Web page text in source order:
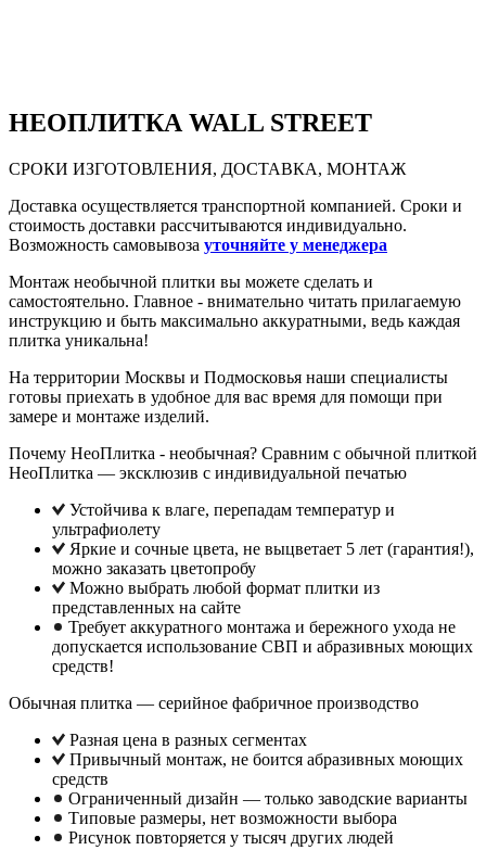
НЕОПЛИТКА WALL STREET
СРОКИ ИЗГОТОВЛЕНИЯ, ДОСТАВКА, МОНТАЖ
Доставка осуществляется транспортной компанией. Сроки и
стоимость доставки рассчитываются индивидуально.
Возможность самовывоза уточняйте у менеджера
Монтаж необычной плитки вы можете сделать и
самостоятельно. Главное - внимательно читать прилагаемую
инструкцию и быть максимально аккуратными, ведь каждая
плитка уникальна!
На территории Москвы и Подмосковья наши специалисты
готовы приехать в удобное для вас время для помощи при
замере и монтаже изделий.
Почему НеоПлитка - необычная? Сравним с обычной плиткой
НеоПлитка — эксклюзив с индивидуальной печатью
Устойчива к влаге, перепадам температур и
ультрафиолету
Яркие и сочные цвета, не выцветает 5 лет (гарантия!),
можно заказать цветопробу
Можно выбрать любой формат плитки из
представленных на сайте
Требует аккуратного монтажа и бережного ухода не
допускается использование СВП и абразивных моющих
средств!
Обычная плитка — серийное фабричное производство
Разная цена в разных сегментах
Привычный монтаж, не боится абразивных моющих
средств
Ограниченный дизайн — только заводские варианты
Типовые размеры, нет возможности выбора
Рисунок повторяется у тысяч других людей